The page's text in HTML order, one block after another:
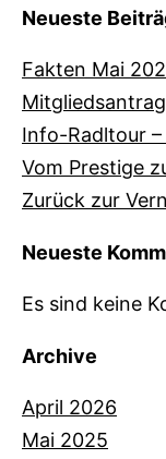
Neueste
Fakten Mai
Mitgliedsantrag
Info-Radltour –
Vom Prestige
Zurück zur
Neueste
Es sind keine
Archive
April 2026
Mai 2025